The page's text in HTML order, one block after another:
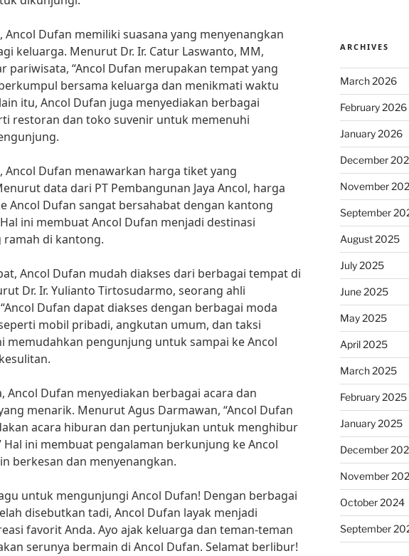
Ancol Dufan memiliki suasana yang menyenangkan
keluarga. Menurut Dr. Ir. Catur Laswanto, MM,
pariwisata, “Ancol Dufan merupakan tempat yang
bersama keluarga dan menikmati waktu
itu, Ancol Dufan juga menyediakan berbagai
restoran dan toko suvenir untuk memenuhi
Ancol Dufan menawarkan harga tiket yang
data dari PT Pembangunan Jaya Ancol, harga
Ancol Dufan sangat bersahabat dengan kantong
ini membuat Ancol Dufan menjadi destinasi
ramah di kantong.
Ancol Dufan mudah diakses dari berbagai tempat di
Dr. Ir. Yulianto Tirtosudarmo, seorang ahli
Dufan dapat diakses dengan berbagai moda
mobil pribadi, angkutan umum, dan taksi
memudahkan pengunjung untuk sampai ke Ancol
Ancol Dufan menyediakan berbagai acara dan
menarik. Menurut Agus Darmawan, “Ancol Dufan
acara hiburan dan pertunjukan untuk menghibur
Hal ini membuat pengalaman berkunjung ke Ancol
berkesan dan menyenangkan.
untuk mengunjungi Ancol Dufan! Dengan berbagai
disebutkan tadi, Ancol Dufan layak menjadi
favorit Anda. Ayo ajak keluarga dan teman-teman
serunya bermain di Ancol Dufan. Selamat berlibur!
ARCHIVES
March 2026
February 2026
January 2026
December
November
September
August 2025
July 2025
June 2025
May 2025
April 2025
March 2025
February 2025
January 2025
December
November
October 2024
September